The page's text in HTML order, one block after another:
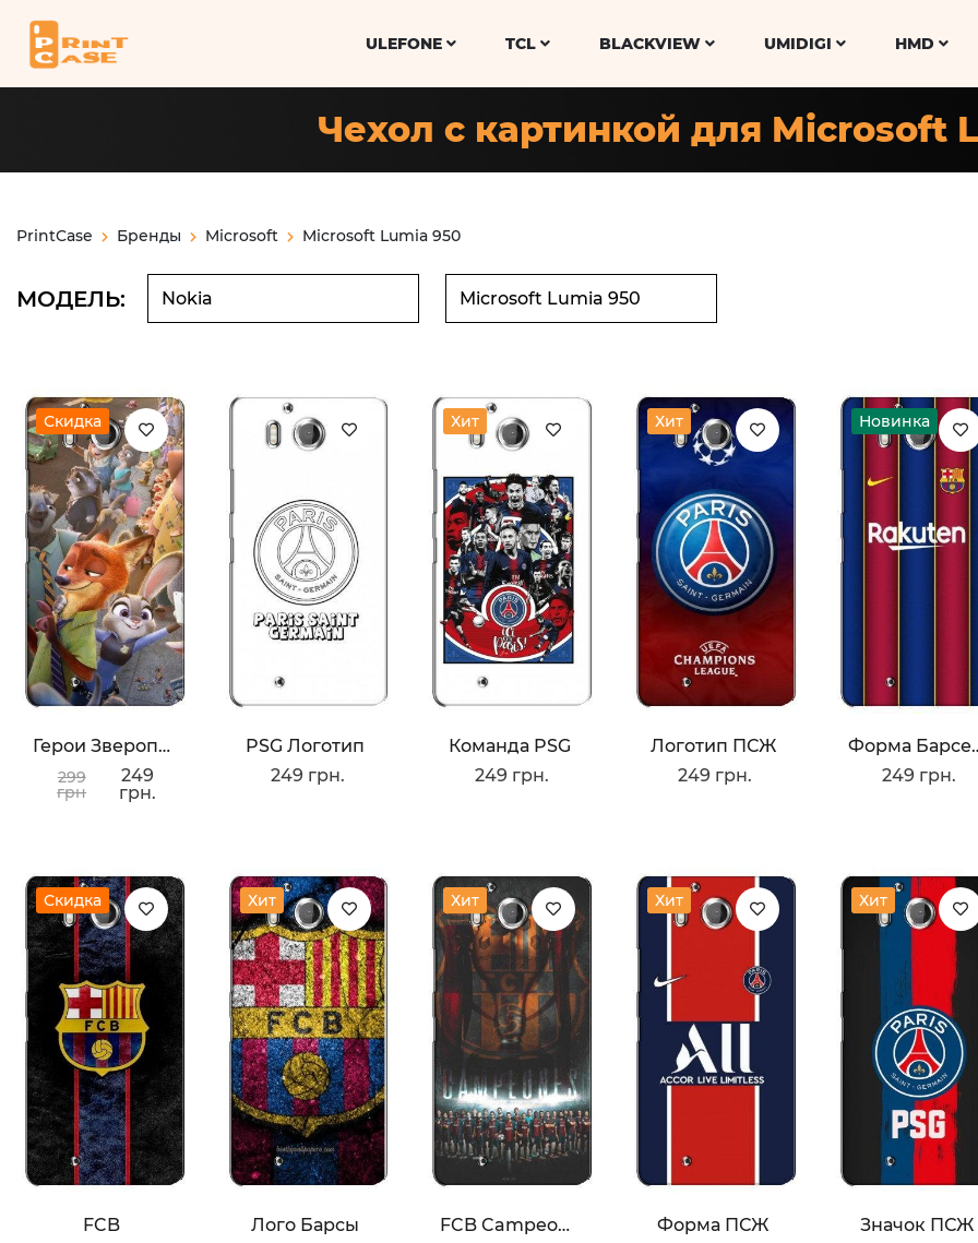
ULEFONE TCL BLACKVIEW UMIDIGI HMD
Чехол с картинкой для Microsoft
PrintCase Бренды Microsoft Microsoft Lumia 950
МОДЕЛЬ:
Скидка
Герои Зверополис
299
грн
249
грн.
PSG Логотип
249 грн.
Хит
Команда PSG
249 грн.
Хит
Логотип ПСЖ
249 грн.
Новинка
249 грн.
Скидка
FCB
Хит
Лого Барсы
Хит
FCB Campeones
Хит
Форма ПСЖ
Хит
Значок ПСЖ